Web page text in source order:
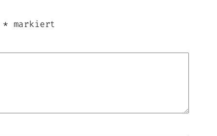
* markiert